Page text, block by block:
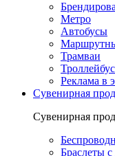
Метро
Автобусы
Трамваи
Реклама в
Сувенирная
Сувенирная
Браслеты